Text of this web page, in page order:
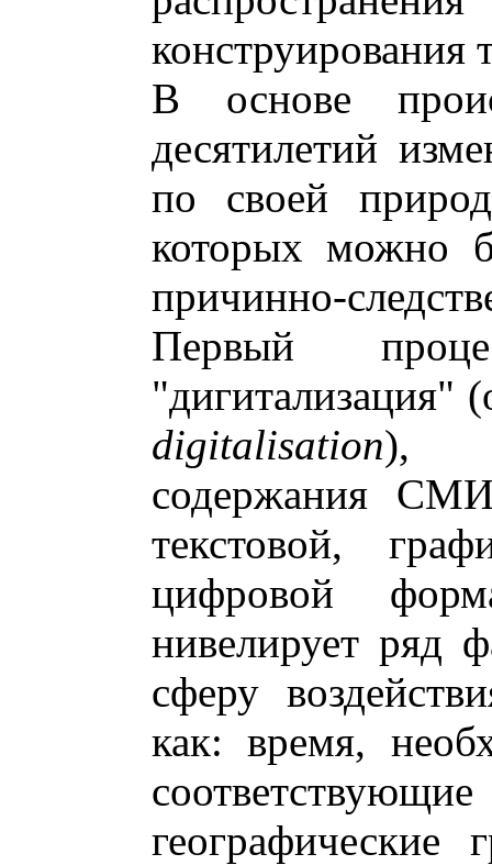
конструирования
В основе
десятилетий
по своей
которых можно
причинно-
Первый
"дигитализация"
digitalisation),
содержания
текстовой,
цифровой
нивелирует ряд
сферу
как: время,
географические